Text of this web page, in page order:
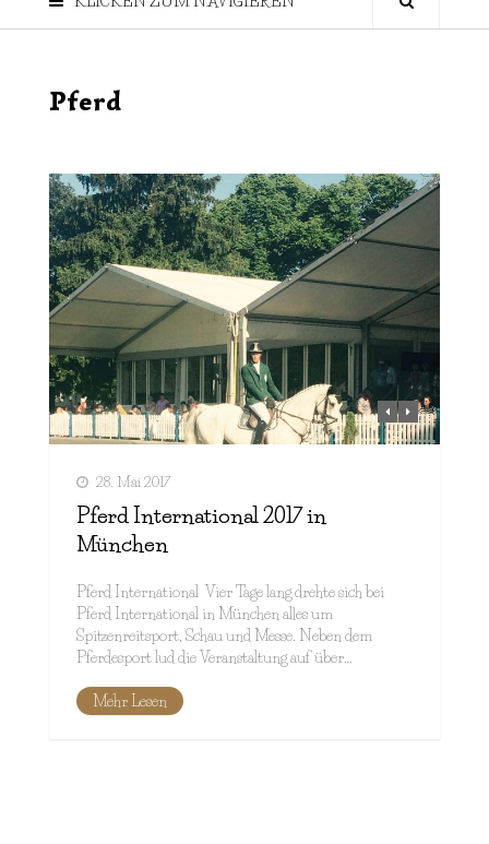
Pferd
28. Mai 2017
Pferd International 2017 in
München
Pferd International Vier Tage lang drehte sich bei
Pferd International in München alles um
Spitzenreitsport, Schau und Messe. Neben dem
Pferdesport lud die Veranstaltung auf über…
Mehr Lesen